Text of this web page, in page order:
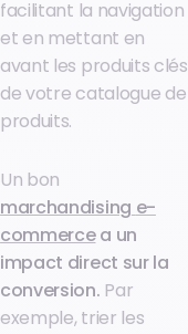
facilitant la navigation
et en mettant en
avant les produits clés
de votre catalogue de
produits.
Un bon
marchandising e-
commercea un
impact direct sur la
conversion. Par
exemple, trier les